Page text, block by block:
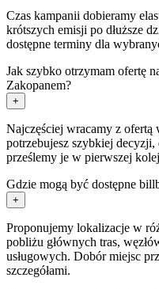
Czas kampanii dobieramy
krótszych emisji po dłuższe
dostępne terminy dla
Jak szybko otrzymam ofertę
Zakopanem?
+
Najczęściej wracamy z ofertą
potrzebujesz szybkiej
prześlemy je w pierwszej
Gdzie mogą być dostępne
+
Proponujemy lokalizacje w
pobliżu głównych tras,
usługowych. Dobór miejsc
szczegółami.